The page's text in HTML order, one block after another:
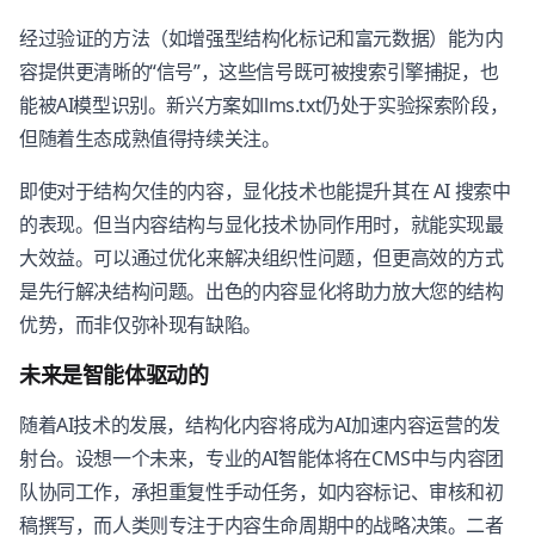
经过验证的方法（如增强型结构化标记和富元数据）能为内
容提供更清晰的“信号”，这些信号既可被搜索引擎捕捉，也
能被AI模型识别。新兴方案如llms.txt仍处于实验探索阶段，
但随着生态成熟值得持续关注。
即使对于结构欠佳的内容，显化技术也能提升其在 AI 搜索中
的表现。但当内容结构与显化技术协同作用时，就能实现最
大效益。可以通过优化来解决组织性问题，但更高效的方式
是先行解决结构问题。出色的内容显化将助力放大您的结构
优势，而非仅弥补现有缺陷。
未来是智能体驱动的
随着AI技术的发展，结构化内容将成为AI加速内容运营的发
射台。设想一个未来，专业的AI智能体将在CMS中与内容团
队协同工作，承担重复性手动任务，如内容标记、审核和初
稿撰写，而人类则专注于内容生命周期中的战略决策。二者